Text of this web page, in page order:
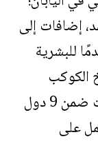
إضافات إلى
للبشرية
الكوكب
الأحمر. ويضع دولة الإمارات ضمن 9 دول
على